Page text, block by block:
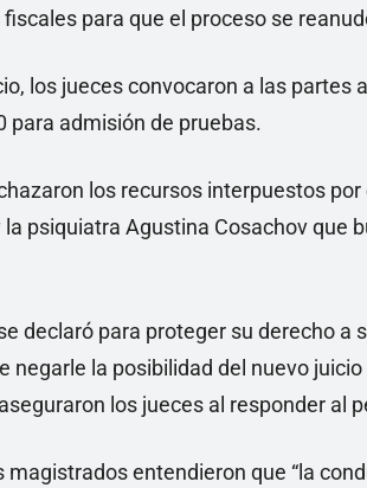
para que el proceso se
los jueces convocaron a las partes
para admisión de pruebas.
los recursos interpuestos
psiquiatra Agustina Cosachov que
declaró para proteger su derecho a
negarle la posibilidad del nuevo
los jueces al responder al
magistrados entendieron que “la